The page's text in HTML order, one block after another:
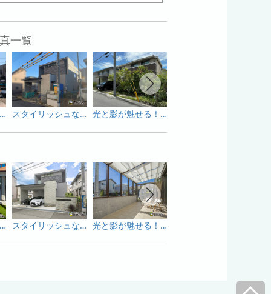
一覧
美しい光に満ちたプライベートガーデン スタイリッシュな建物にピッタリ！こだわりのモダン外構！ 光と影が魅せる！居心地のいいガーデンリフォーム！
美しい光に満ちたプライベートガーデン スタイリッシュな建物にピッタリ！こだわりのモダン外構！ 光と影が魅せる！居心地のいいガーデンリフォーム！